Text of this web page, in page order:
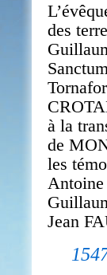
des
à la
de
les
Jean